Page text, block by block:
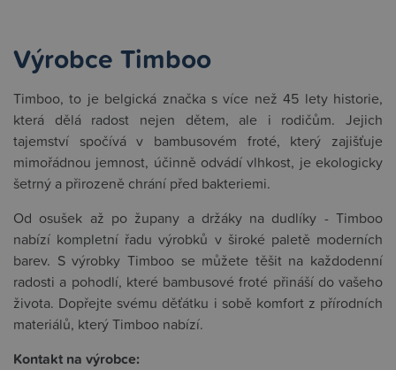
Výrobce Timboo
Timboo, to je belgická značka s více než 45 lety historie,
která dělá radost nejen dětem, ale i rodičům. Jejich
tajemství spočívá v bambusovém froté, který zajišťuje
mimořádnou jemnost, účinně odvádí vlhkost, je ekologicky
šetrný a přirozeně chrání před bakteriemi.
Od osušek až po župany a držáky na dudlíky - Timboo
nabízí kompletní řadu výrobků v široké paletě moderních
barev. S výrobky Timboo se můžete těšit na každodenní
radosti a pohodlí, které bambusové froté přináší do vašeho
života. Dopřejte svému děťátku i sobě komfort z přírodních
materiálů, který Timboo nabízí.
Kontakt na výrobce: